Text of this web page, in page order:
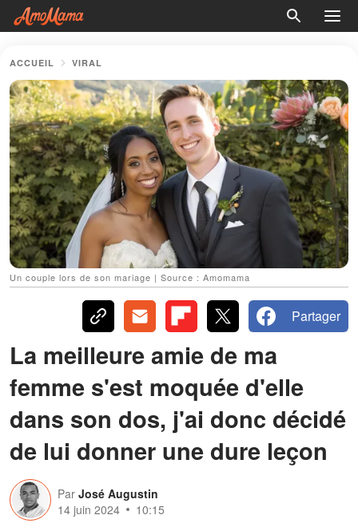
ACCUEIL VIRAL
Un couple lors de son mariage | Source : Amomama
Partager
La meilleure amie de ma
femme s'est moquée d'elle
dans son dos, j'ai donc décidé
de lui donner une dure leçon
Par José Augustin
14 juin 2024
10:15